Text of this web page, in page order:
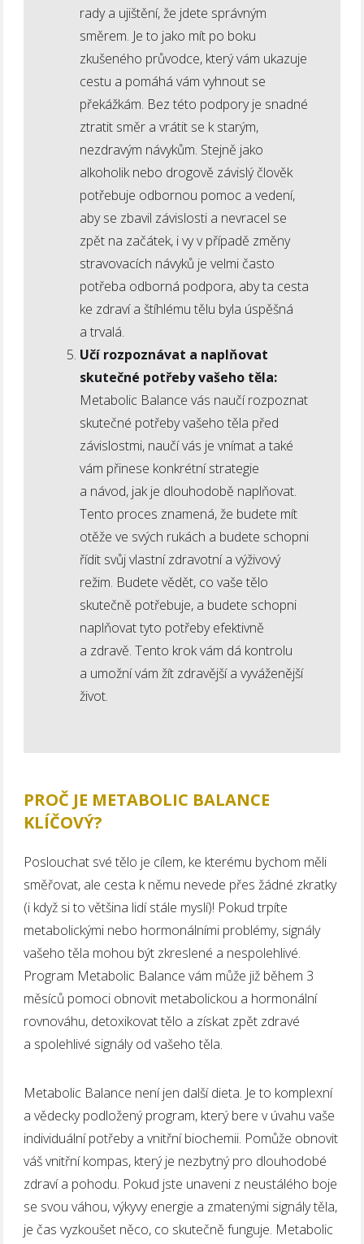
rady a ujištění, že jdete správným
směrem. Je to jako mít po boku
zkušeného průvodce, který vám ukazuje
cestu a pomáhá vám vyhnout se
překážkám. Bez této podpory je snadné
ztratit směr a vrátit se k starým,
nezdravým návykům. Stejně jako
alkoholik nebo drogově závislý člověk
potřebuje odbornou pomoc a vedení,
aby se zbavil závislosti a nevracel se
zpět na začátek, i vy v případě změny
stravovacích návyků je velmi často
potřeba odborná podpora, aby ta cesta
ke zdraví a štíhlému tělu byla úspěšná
a trvalá.
Učí rozpoznávat a naplňovat
skutečné potřeby vašeho těla:
Metabolic Balance vás naučí rozpoznat
skutečné potřeby vašeho těla před
závislostmi, naučí vás je vnímat a také
vám přinese konkrétní strategie
a návod, jak je dlouhodobě naplňovat.
Tento proces znamená, že budete mít
otěže ve svých rukách a budete schopni
řídit svůj vlastní zdravotní a výživový
režim. Budete vědět, co vaše tělo
skutečně potřebuje, a budete schopni
naplňovat tyto potřeby efektivně
a zdravě. Tento krok vám dá kontrolu
a umožní vám žít zdravější a vyváženější
život.
PROČ JE METABOLIC BALANCE
KLÍČOVÝ?
Poslouchat své tělo je cílem, ke kterému bychom měli
směřovat, ale cesta k němu nevede přes žádné zkratky
(i když si to většina lidí stále myslí)! Pokud trpíte
metabolickými nebo hormonálními problémy, signály
vašeho těla mohou být zkreslené a nespolehlivé.
Program Metabolic Balance vám může již během 3
měsíců pomoci obnovit metabolickou a hormonální
rovnováhu, detoxikovat tělo a získat zpět zdravé
a spolehlivé signály od vašeho těla.
Metabolic Balance není jen další dieta. Je to komplexní
a vědecky podložený program, který bere v úvahu vaše
individuální potřeby a vnitřní biochemii. Pomůže obnovit
váš vnitřní kompas, který je nezbytný pro dlouhodobé
zdraví a pohodu. Pokud jste unaveni z neustálého boje
se svou váhou, výkyvy energie a zmatenými signály těla,
je čas vyzkoušet něco, co skutečně funguje. Metabolic